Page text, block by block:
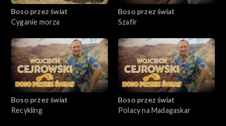
Boso przez świat
Cyganie morza
Boso przez świat
Szafir
Boso przez świat
Recykling
Boso przez świat
Polacy na Madagaskar